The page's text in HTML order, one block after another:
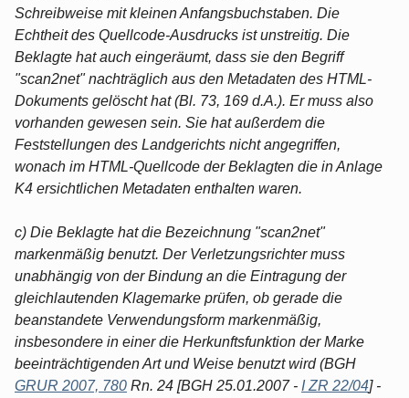
Schreibweise mit kleinen Anfangsbuchstaben. Die
Echtheit des Quellcode-Ausdrucks ist unstreitig. Die
Beklagte hat auch eingeräumt, dass sie den Begriff
"scan2net" nachträglich aus den Metadaten des HTML-
Dokuments gelöscht hat (Bl. 73, 169 d.A.). Er muss also
vorhanden gewesen sein. Sie hat außerdem die
Feststellungen des Landgerichts nicht angegriffen,
wonach im HTML-Quellcode der Beklagten die in Anlage
K4 ersichtlichen Metadaten enthalten waren.
c) Die Beklagte hat die Bezeichnung "scan2net"
markenmäßig benutzt. Der Verletzungsrichter muss
unabhängig von der Bindung an die Eintragung der
gleichlautenden Klagemarke prüfen, ob gerade die
beanstandete Verwendungsform markenmäßig,
insbesondere in einer die Herkunftsfunktion der Marke
beeinträchtigenden Art und Weise benutzt wird (BGH
GRUR 2007, 780 Rn. 24 [BGH 25.01.2007 - I ZR 22/04] -